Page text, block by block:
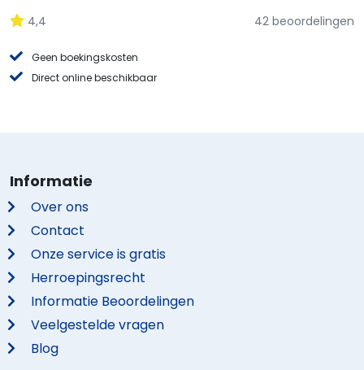
4,4 42 beoordelingen
Geen boekingskosten
Direct online beschikbaar
Informatie
Over ons
Contact
Onze service is gratis
Herroepingsrecht
Informatie Beoordelingen
Veelgestelde vragen
Blog